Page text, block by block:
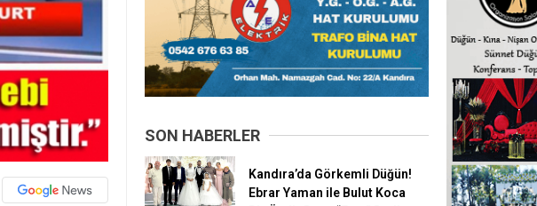
SON HABERLER
Kandıra’da Görkemli Düğün!
Ebrar Yaman ile Bulut Koca